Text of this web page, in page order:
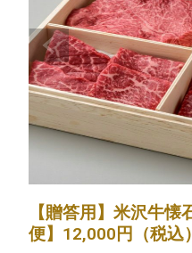
【贈答用】米沢牛
便】12,000円（税込）